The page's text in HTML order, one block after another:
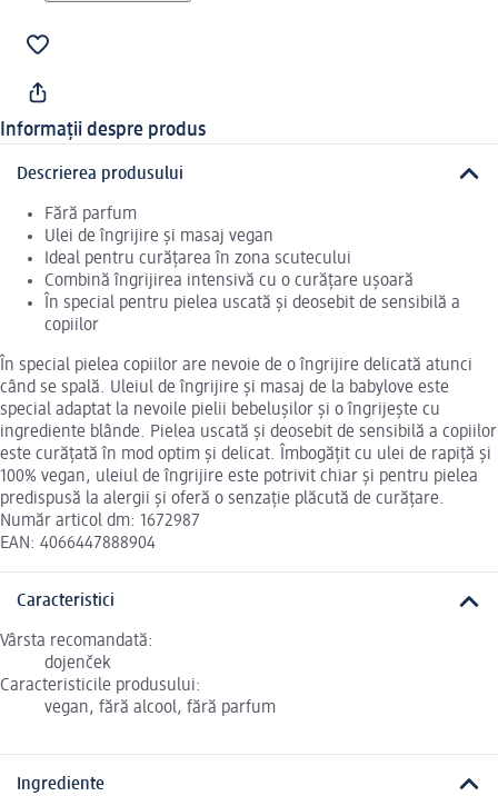
Informații despre produs
Descrierea produsului
Fără parfum
Ulei de îngrijire și masaj vegan
Ideal pentru curățarea în zona scutecului
Combină îngrijirea intensivă cu o curățare ușoară
În special pentru pielea uscată și deosebit de sensibilă a
copiilor
În special pielea copiilor are nevoie de o îngrijire delicată atunci
când se spală. Uleiul de îngrijire și masaj de la babylove este
special adaptat la nevoile pielii bebelușilor și o îngrijește cu
ingrediente blânde. Pielea uscată și deosebit de sensibilă a copiilor
este curățată în mod optim și delicat. Îmbogățit cu ulei de rapiță și
100% vegan, uleiul de îngrijire este potrivit chiar și pentru pielea
predispusă la alergii și oferă o senzație plăcută de curățare.
Număr articol dm: 1672987
EAN: 4066447888904
Caracteristici
Vârsta recomandată:
dojenček
Caracteristicile produsului:
vegan, fără alcool, fără parfum
Ingrediente